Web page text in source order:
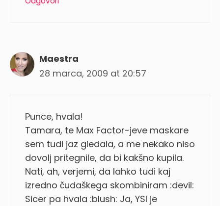
Maestra
28 marca, 2009 at 20:57
Punce, hvala!
Tamara, te Max Factor-jeve maskare
sem tudi jaz gledala, a me nekako niso
dovolj pritegnile, da bi kakšno kupila.
Nati, ah, verjemi, da lahko tudi kaj
izredno čudaškega skombiniram :devil:
Sicer pa hvala :blush: Ja, YSl je